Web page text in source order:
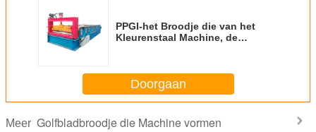
PPGI-het Broodje die van het
Kleurenstaal Machine, de
Doorgaan
Meer Golfbladbroodje die Machine vormen